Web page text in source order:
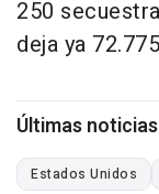
250
deja ya
Últimas
Estados Unidos